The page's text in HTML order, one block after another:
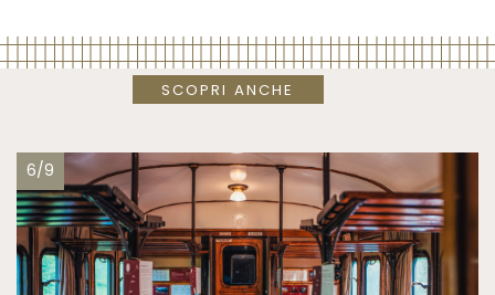
SCOPRI ANCHE
6/9